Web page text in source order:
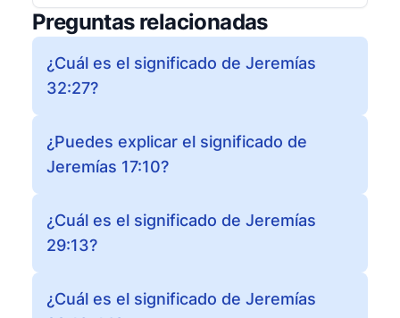
Preguntas relacionadas
¿Cuál es el significado de Jeremías
32:27?
¿Puedes explicar el significado de
Jeremías 17:10?
¿Cuál es el significado de Jeremías
29:13?
¿Cuál es el significado de Jeremías